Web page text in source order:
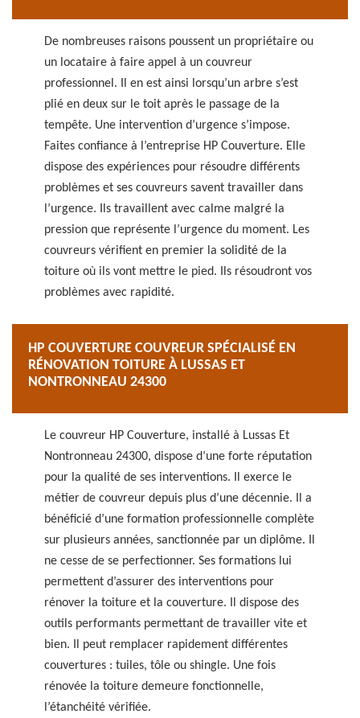
De nombreuses raisons poussent un propriétaire ou
un locataire à faire appel à un couvreur
professionnel. Il en est ainsi lorsqu’un arbre s’est
plié en deux sur le toit après le passage de la
tempête. Une intervention d’urgence s’impose.
Faites confiance à l’entreprise HP Couverture. Elle
dispose des expériences pour résoudre différents
problèmes et ses couvreurs savent travailler dans
l’urgence. Ils travaillent avec calme malgré la
pression que représente l’urgence du moment. Les
couvreurs vérifient en premier la solidité de la
toiture où ils vont mettre le pied. Ils résoudront vos
problèmes avec rapidité.
HP COUVERTURE COUVREUR SPÉCIALISÉ EN
RÉNOVATION TOITURE À LUSSAS ET
NONTRONNEAU 24300
Le couvreur HP Couverture, installé à Lussas Et
Nontronneau 24300, dispose d’une forte réputation
pour la qualité de ses interventions. Il exerce le
métier de couvreur depuis plus d’une décennie. Il a
bénéficié d’une formation professionnelle complète
sur plusieurs années, sanctionnée par un diplôme. Il
ne cesse de se perfectionner. Ses formations lui
permettent d’assurer des interventions pour
rénover la toiture et la couverture. Il dispose des
outils performants permettant de travailler vite et
bien. Il peut remplacer rapidement différentes
couvertures : tuiles, tôle ou shingle. Une fois
rénovée la toiture demeure fonctionnelle,
l’étanchéité vérifiée.